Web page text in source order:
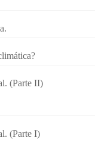
(Parte II)
(Parte I)